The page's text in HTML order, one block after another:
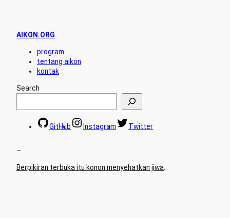
AIKON.ORG
program
tentang aikon
kontak
Search
GitHub Instagram Twitter
–
Berpikiran terbuka itu konon menyehatkan jiwa